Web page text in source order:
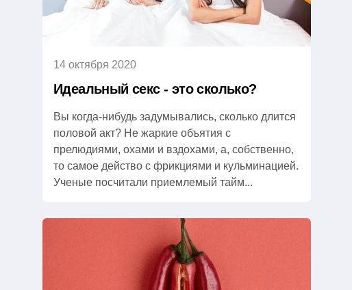
14 октября 2020
Идеальный секс - это сколько?
Вы когда-нибудь задумывались, сколько длится
половой акт? Не жаркие объятия с
прелюдиями, охами и вздохами, а, собственно,
то самое действо с фрикциями и кульминацией.
Ученые посчитали приемлемый тайм...